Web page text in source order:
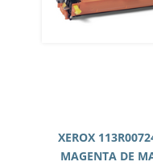
XEROX
MAGENTA DE